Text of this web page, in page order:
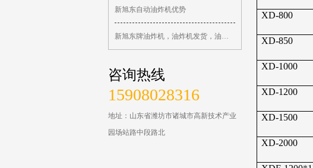
新旭东自动油炸机优势
新旭东牌油炸机，油炸机发货，油炸机厂家
咨询热线
15908028316
地址：山东省潍坊市诸城市高新技术产业
园场站路中段路北
XD-800
XD-850
XD-1000
XD-1200
XD-1500
XD-2000